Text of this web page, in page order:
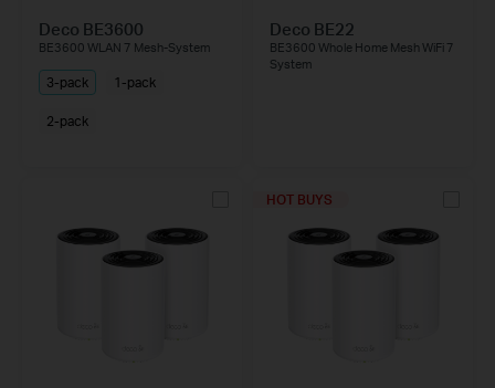
Deco BE3600
BE3600 WLAN 7 Mesh-System
3-pack 1-pack
2-pack
Deco BE22
BE3600 Whole Home Mesh WiFi 7
System
HOT BUYS